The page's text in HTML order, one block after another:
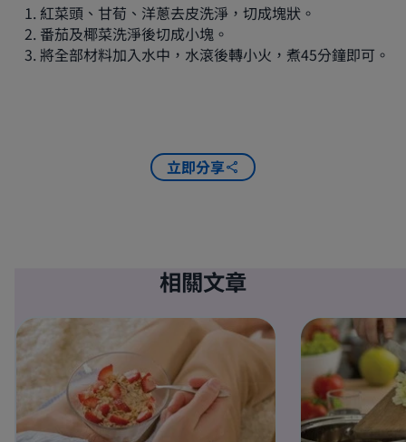
紅菜頭、甘荀、洋蔥去皮洗淨，切成塊狀。
番茄及椰菜洗淨後切成小塊。
將全部材料加入水中，水滾後轉小火，煮45分鐘即可。
立即分享
相關文章